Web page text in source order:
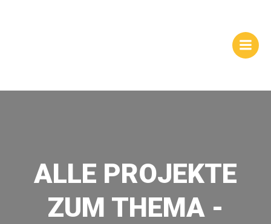
HOMEPAGEGESTALTUNG
ALLE PROJEKTE
ZUM THEMA -